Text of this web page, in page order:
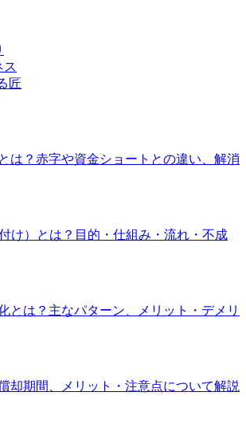
ス
匠
は？赤字や資金ショートとの違い、解消
け）とは？目的・仕組み・流れ・不成
とは？主なパターン、メリット・デメリ
却期間、メリット・注意点について解説